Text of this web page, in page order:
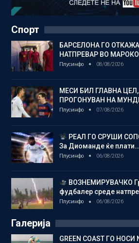
Спорт
БАРСЕЛОНА ГО
НАТПРЕВАР ВО
Плусинфо 08/08/2026
МЕСИ БИЛ ГЛАВНА
ПРОГОНУВАН НА
Плусинфо 07/08/2026
РЕАЛ ГО СРУШИ
За Диоманде ќе плати…
Плусинфо 06/08/2026
ВОЗНЕМИРУВАЧКО
фудбалер среде
Плусинфо 06/08/2026
Галерија
GREEN COAST ГО НОСИ